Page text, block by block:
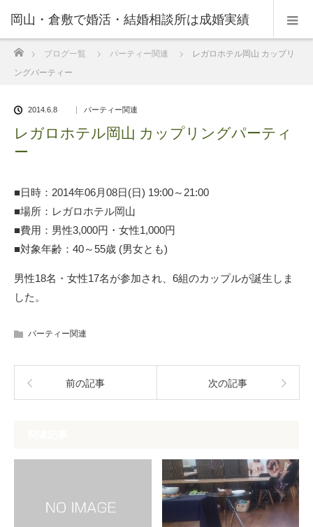
岡山・倉敷で婚活・結婚相談所は成婚実績
の豊富なNPO法人・和(なごみ)へ。
ブログ一覧 パーティー関連
レガロホテル岡山 カップリ
ングパーティー
2014.6.8 パーティー関連
レガロホテル岡山 カップリングパーティ
ー
■日時：2014年06月08日(日) 19:00～21:00
■場所：レガロホテル岡山
■費用：男性3,000円・女性1,000円
■対象年齢：40～55歳 (男女とも)
男性18名・女性17名が参加され、6組のカップルが誕生しま
した。
パーティー関連
前の記事 次の記事